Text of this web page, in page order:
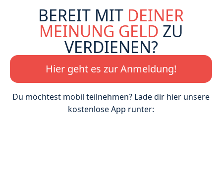
BEREIT MIT DEINER
MEINUNG GELD ZU
VERDIENEN?
Hier geht es zur Anmeldung!
Du möchtest mobil teilnehmen? Lade dir hier unsere
kostenlose App runter: